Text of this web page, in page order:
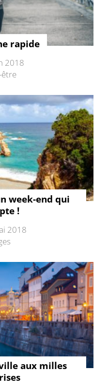
rapide
2018
être
week-end qui
!
2018
aux milles